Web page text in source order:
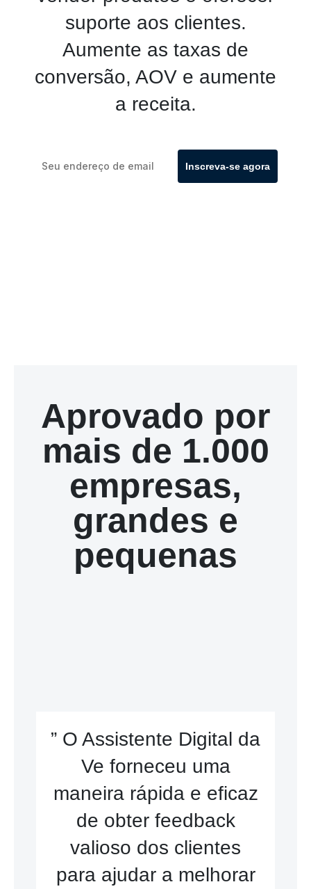
suporte aos clientes.
Aumente as taxas de
conversão, AOV e aumente
a receita.
Inscreva-se agora
Aprovado por
mais de 1.000
empresas,
grandes e
pequenas
” O Assistente Digital da
Ve forneceu uma
maneira rápida e eficaz
de obter feedback
valioso dos clientes
para ajudar a melhorar